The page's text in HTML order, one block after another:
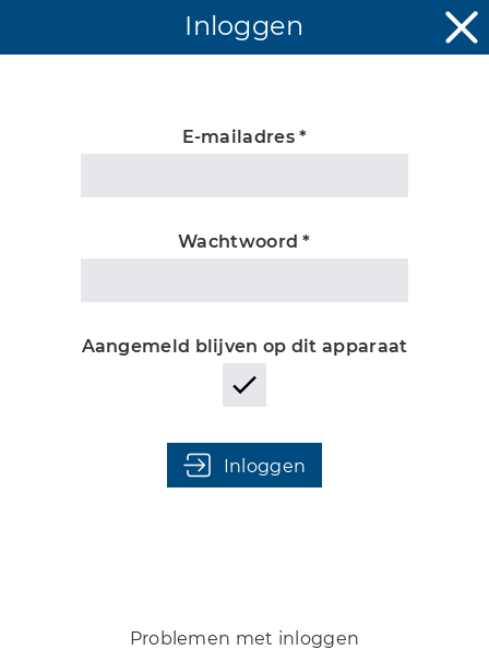
Onbekend
Inloggen
E-mailadres *
Wachtwoord *
Aangemeld blijven op dit apparaat
Inloggen
Problemen met inloggen